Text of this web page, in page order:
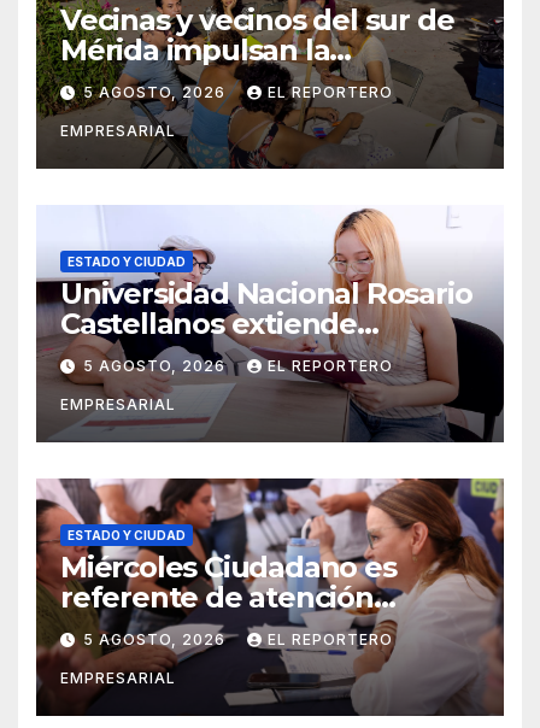
Vecinas y vecinos del sur de
Mérida impulsan la
recuperación de espacios
comunitarios
5 AGOSTO, 2026 EL REPORTERO
EMPRESARIAL
ESTADO Y CIUDAD
Universidad Nacional Rosario
Castellanos extiende
convocatoria de ingreso al 31
de agosto
5 AGOSTO, 2026 EL REPORTERO
EMPRESARIAL
ESTADO Y CIUDAD
Miércoles Ciudadano es
referente de atención
oportuna y clara para las y los
meridanos; Cecilia Patrón
5 AGOSTO, 2026 EL REPORTERO
EMPRESARIAL